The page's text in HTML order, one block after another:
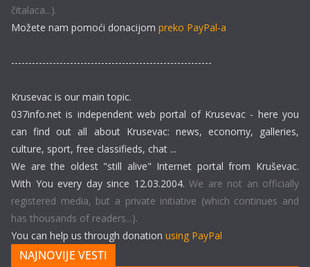
čitalaca...).
Možete nam pomoći donacijom preko PayPal-a
----------------------------------------------------------
Krusevac is our main topic.
037info.net is independent web portal of Krusevac - here you
can find out all about Krusevac: news, economy, galleries,
culture, sport, free classifieds, chat ...
We are the oldest "still alive" Internet portal from Kruševac.
With You every day since 12.03.2004. We are not an officially
registered media, but a private initiative (which continues and
has thousands of readers...).
You can help us through donation using PayPal
NAJNOVIJE VESTI